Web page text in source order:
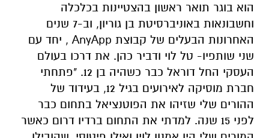
הוא בוגר תואר ראשון בהצטיינות בכלכלה
וחשבונאות באוניברסיטת בן גוריון, וב-7 שנים
האחרונות הבעלים של קבוצת AnyApp , יחד עם
שני שותפיו- טל לוי ודביר כהן. את דרכו בעולם
העסקי החל דוראל כבר כשהיה בן 12. "פתחתי
חברת מוסיקה לאירועים בגיל 12, בעידוד של
ההורים שלי שזיהו את הפוטנציאל בתחום כבר
לפני 15 שנה. למדתי את התחום ברדיו דרום כאשר